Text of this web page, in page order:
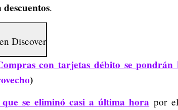
.
en Discover
con tarjetas débito se pondrán
)
se eliminó casi a última hora por